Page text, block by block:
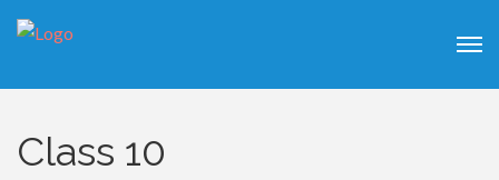
Class 10